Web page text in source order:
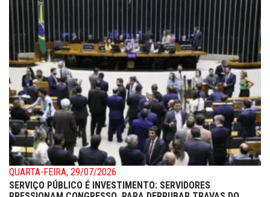
QUARTA-FEIRA, 29/07/2026
SERVIÇO PÚBLICO É INVESTIMENTO: SERVIDORES